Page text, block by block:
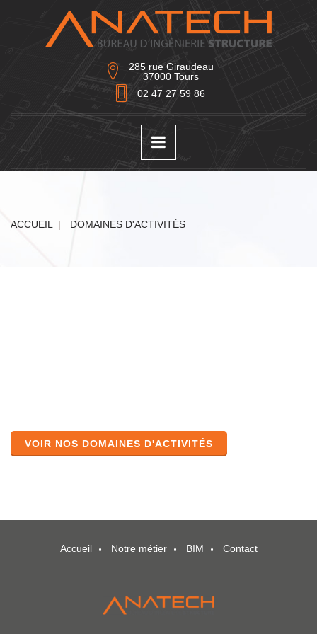
285 rue Giraudeau
37000 Tours
02 47 27 59 86
ACCUEIL DOMAINES D'ACTIVITÉS
VOIR NOS DOMAINES D'ACTIVITÉS
Accueil Notre métier BIM Contact